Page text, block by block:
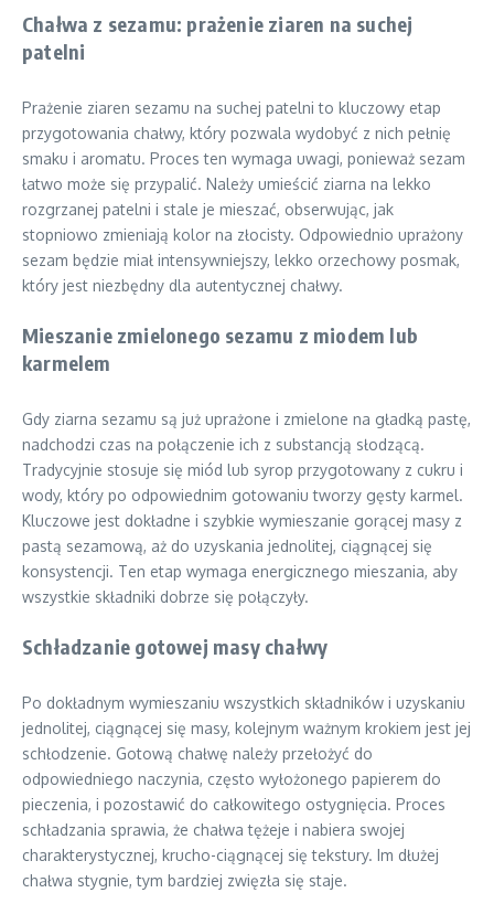
Chałwa z sezamu: prażenie ziaren na suchej
patelni
Prażenie ziaren sezamu na suchej patelni to kluczowy etap
przygotowania chałwy, który pozwala wydobyć z nich pełnię
smaku i aromatu. Proces ten wymaga uwagi, ponieważ sezam
łatwo może się przypalić. Należy umieścić ziarna na lekko
rozgrzanej patelni i stale je mieszać, obserwując, jak
stopniowo zmieniają kolor na złocisty. Odpowiednio uprażony
sezam będzie miał intensywniejszy, lekko orzechowy posmak,
który jest niezbędny dla autentycznej chałwy.
Mieszanie zmielonego sezamu z miodem lub
karmelem
Gdy ziarna sezamu są już uprażone i zmielone na gładką pastę,
nadchodzi czas na połączenie ich z substancją słodzącą.
Tradycyjnie stosuje się miód lub syrop przygotowany z cukru i
wody, który po odpowiednim gotowaniu tworzy gęsty karmel.
Kluczowe jest dokładne i szybkie wymieszanie gorącej masy z
pastą sezamową, aż do uzyskania jednolitej, ciągnącej się
konsystencji. Ten etap wymaga energicznego mieszania, aby
wszystkie składniki dobrze się połączyły.
Schładzanie gotowej masy chałwy
Po dokładnym wymieszaniu wszystkich składników i uzyskaniu
jednolitej, ciągnącej się masy, kolejnym ważnym krokiem jest jej
schłodzenie. Gotową chałwę należy przełożyć do
odpowiedniego naczynia, często wyłożonego papierem do
pieczenia, i pozostawić do całkowitego ostygnięcia. Proces
schładzania sprawia, że chałwa tężeje i nabiera swojej
charakterystycznej, krucho-ciągnącej się tekstury. Im dłużej
chałwa stygnie, tym bardziej zwięzła się staje.